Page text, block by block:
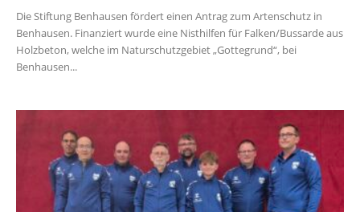
Die Stiftung Benhausen fördert einen Antrag zum Artenschutz in
Benhausen. Finanziert wurde eine Nisthilfen für Falken/Bussarde aus
Holzbeton, welche im Naturschutzgebiet „Gottegrund“, bei
Benhausen...